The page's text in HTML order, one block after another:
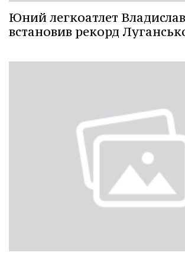
Юний легкоатлет
встановив рекорд